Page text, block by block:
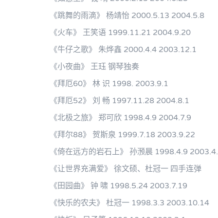
《跳舞的雨滴》 杨靖怡 2000.5.13 2004.5.8
《火车》 王笑语 1999.11.21 2004.9.20
《牛仔之歌》 朱烨鑫 2000.4.4 2003.12.1
《小夜曲》 王珏 钢琴独奏
《拜厄60》 林 识 1998. 2003.9.1
《拜厄52》 刘 畅 1997.11.28 2004.8.1
《北极之旅》 郑可欣 1998.4.9 2004.7.9
《拜尔88》 贺斯泉 1999.7.18 2003.9.22
《倚在远方的岩石上》 孙滪晨 1998.4.9
《让世界充满爱》 徐文硕、杜冠一 四手连弹
《田园曲》 钟 啸 1998.5.24 2003.7.19
《快乐的农夫》 杜冠一 1998.3.3 2003.10.14